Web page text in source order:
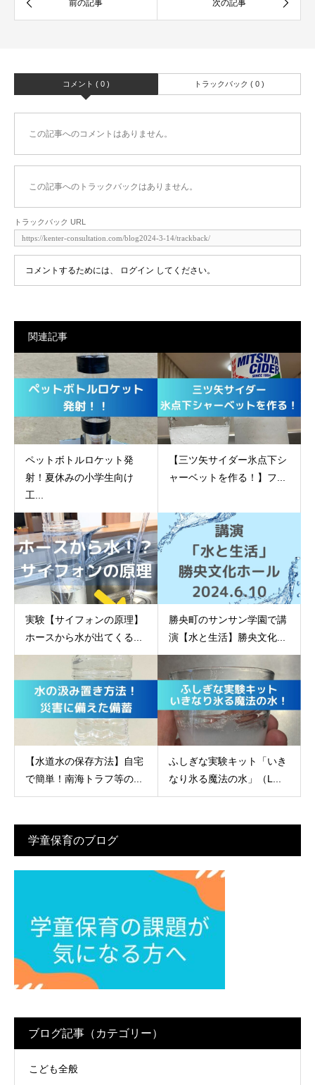
コメント ( 0 ) トラックバック ( 0 )
この記事へのコメントはありません。
この記事へのトラックバックはありません。
トラックバック URL
コメントするためには、 ログイン してください。
関連記事
ペットボトルロケット発
射！夏休みの小学生向け
工...
【三ツ矢サイダー氷点下シ
ャーベットを作る！】フ...
実験【サイフォンの原理】
ホースから水が出てくる...
勝央町のサンサン学園で講
演【水と生活】勝央文化...
【水道水の保存方法】自宅
で簡単！南海トラフ等の...
ふしぎな実験キット「いき
なり氷る魔法の水」（L...
学童保育のブログ
ブログ記事（カテゴリー）
こども全般